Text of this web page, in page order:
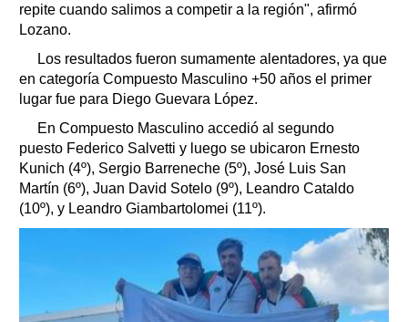
repite cuando salimos a competir a la región", afirmó
Lozano.
Los resultados fueron sumamente alentadores, ya que
en categoría Compuesto Masculino +50 años el primer
lugar fue para Diego Guevara López.
En Compuesto Masculino accedió al segundo
puesto Federico Salvetti y luego se ubicaron Ernesto
Kunich (4º), Sergio Barreneche (5º), José Luis San
Martín (6º), Juan David Sotelo (9º), Leandro Cataldo
(10º), y Leandro Giambartolomei (11º).